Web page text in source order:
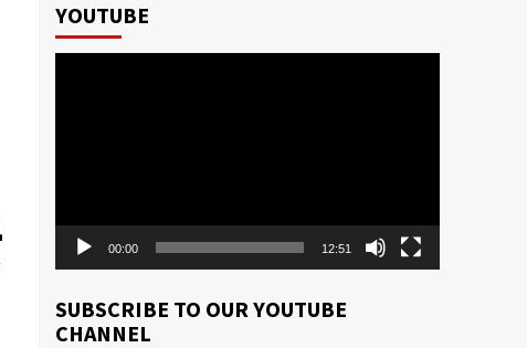
YOUTUBE
00:00 12:51
SUBSCRIBE TO OUR YOUTUBE
CHANNEL